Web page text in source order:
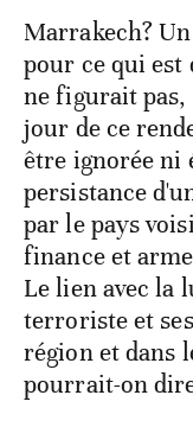
Marrakech?
pour ce qui est
ne figurait
jour de ce
être ignorée ni
persistance
par le pays
finance et
Le lien avec la
terroriste et
région et dans
pourrait-on